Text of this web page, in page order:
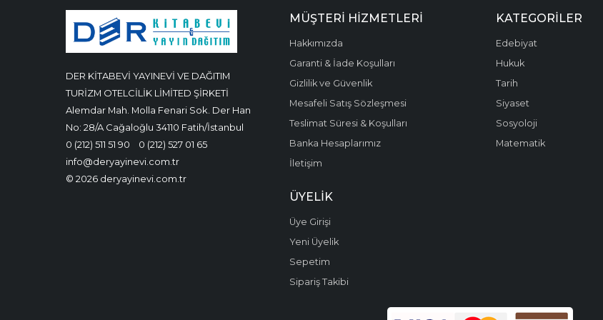
DER KİTABEVİ YAYINEVİ VE DAĞITIM
TURİZM OTELCİLİK LİMİTED ŞİRKETİ
Alemdar Mah. Molla Fenari Sok. Der Han
No: 28/A Cağaloğlu 34110 Fatih/İstanbul
0 (212) 511 51 90
0 (212) 527 01 65
info@deryayinevi.com.tr
© 2026 deryayinevi.com.tr
MÜŞTERI HIZMETLERI
Hakkımızda
Garanti & İade Koşulları
Gizlilik ve Güvenlik
Mesafeli Satış Sözleşmesi
Teslimat Süresi & Koşulları
Banka Hesaplarımız
İletişim
KATEGORILER
Edebiyat
Hukuk
Tarih
Siyaset
Sosyoloji
Matematik
ÜYELIK
Üye Girişi
Yeni Üyelik
Sepetim
Sipariş Takibi